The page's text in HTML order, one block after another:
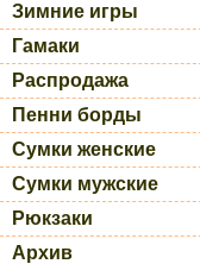
Зимние игры
Гамаки
Распродажа
Пенни борды
Сумки женские
Сумки мужские
Рюкзаки
Архив